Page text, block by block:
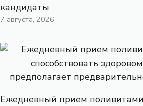
кандидаты
7 августа, 2026
Ежедневный прием